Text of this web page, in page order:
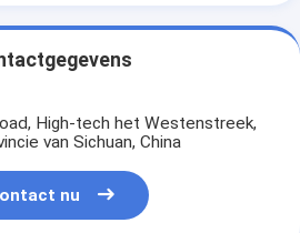
High-tech het Westenstreek,
van Sichuan, China
nu